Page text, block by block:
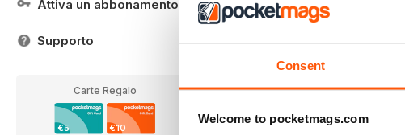
Consent
Welcome to pocketmags.com
Attiva un abbonamento
Supporto
Carte Regalo
€5 €10
World's Greatest Heritage
Al carrello